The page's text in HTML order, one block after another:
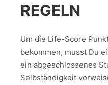
REGELN
Um die Life-Score
bekommen, musst Du
ein abgeschlossenes
Selbständigkeit